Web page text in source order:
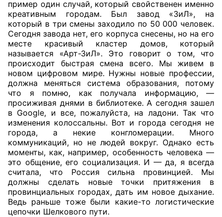
пример один случай, который свойственен именно
креативным городам. Был завод «ЗиЛ», на
который в три смены заходило по 50 000 человек.
Сегодня завода нет, его корпуса снесены, но на его
месте красивый кластер домов, который
называется «Арт-ЗиЛ». Это говорит о том, что
происходит быстрая смена всего. Мы живем в
новом цифровом мире. Нужны новые профессии,
должна меняться система образования, потому
что я помню, как получала информацию, —
просиживая днями в библиотеке. А сегодня зашел
в Google, и все, пожалуйста, на ладони. Так что
изменения колоссальны. Вот и города сегодня не
города, а некие конгломерации. Много
коммуникаций, но не людей вокруг. Однако есть
моменты, как, например, особенность человека —
это общение, его социализация. И — да, я всегда
считала, что Россия сильна провинцией. Мы
должны сделать новые точки притяжения в
провинциальных городах, дать им новое дыхание.
Ведь раньше тоже были какие-то логистические
цепочки Шелкового пути.